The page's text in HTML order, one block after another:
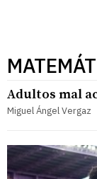
Adultos mal
Miguel Ángel Vergaz